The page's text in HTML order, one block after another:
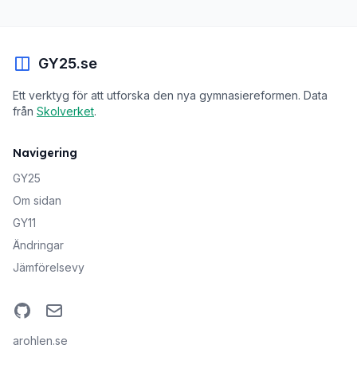
GY25.se
Ett verktyg för att utforska den nya gymnasiereformen. Data
från Skolverket.
Navigering
GY25
Om sidan
GY11
Ändringar
Jämförelsevy
GitHubEmail
arohlen.se